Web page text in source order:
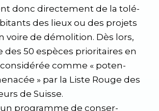
donc directement de la tolé-
des lieux ou des projets
voire de démolition. Dès lors,
des 50 espèces prioritaires en
comme « poten-
» par la Liste Rouge des
de Suisse.
un programme de conser-